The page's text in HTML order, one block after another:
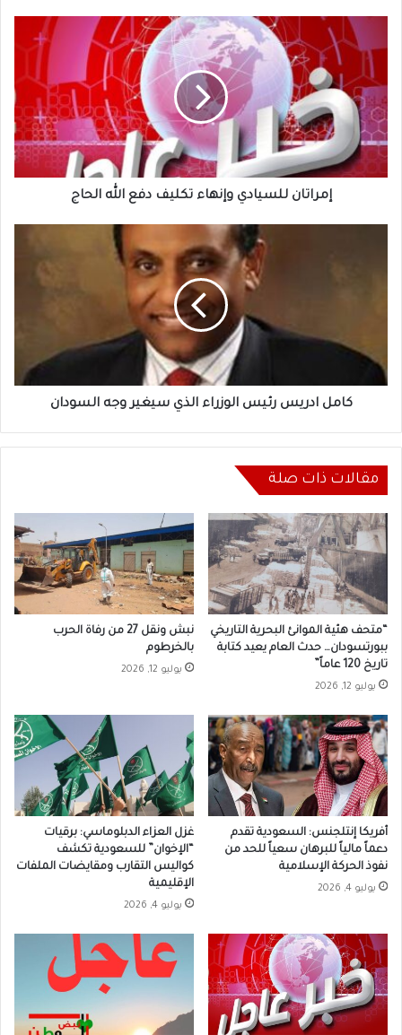
للسيادي
وإنهاء
تكليف
دفع
الله
الحاج
إمراتان للسيادي وإنهاء تكليف دفع الله الحاج
السودان
كامل ادريس رئيس الوزراء الذي سيغير وجه السودان
مقالات ذات صلة
“متحف هئية الموانئ البحرية التاريخي
ببورتسودان… حدث العام يعيد كتابة
تاريخ 120 عاماً”
يوليو 12, 2026
نبش ونقل 27 من رفاة الحرب
بالخرطوم
يوليو 12, 2026
أفريكا إنتلجنس: السعودية تقدم
دعماً مالياً للبرهان سعياً للحد من
نفوذ الحركة الإسلامية
يوليو 4, 2026
غزل العزاء الدبلوماسي: برقيات
“الإخوان” للسعودية تكشف
كواليس التقارب ومقايضات الملفات
الإقليمية
يوليو 4, 2026